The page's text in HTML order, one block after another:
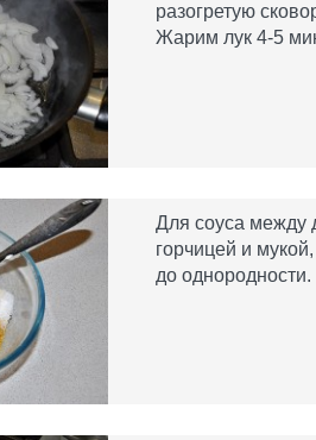
разогретую
Жарим лук 4-5
Для соуса между
горчицей и
до однородности.